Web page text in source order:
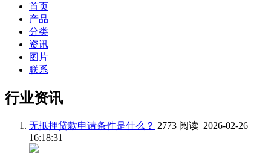
首页
产品
分类
资讯
图片
联系
行业资讯
无抵押贷款申请条件是什么？ 2773 阅读 2026-02-26
16:18:31